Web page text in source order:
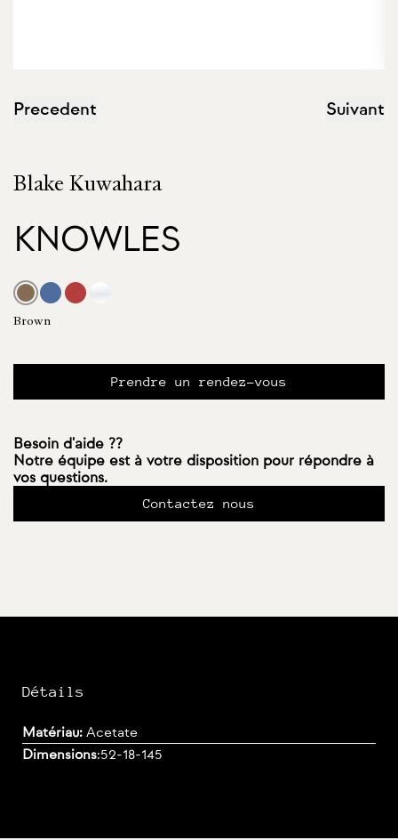
Precedent Suivant
Blake Kuwahara
KNOWLES
Brown
Prendre un rendez-vous
Besoin d'aide ??
Notre équipe est à votre disposition pour répondre à
vos questions.
Contactez nous
Détails
Matériau: Acetate
Dimensions:52-18-145